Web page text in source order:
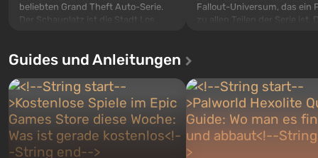
beliebten Grand Theft Auto-Serie.
Der Schauplatz ist die Stadt Los
ersten Mal erzählt das Spiel die
Charakteren: Michael, Trevor und
Franklin, zwischen denen Sie
jederzeit...
Fallout-Universum, das ein
zu allen Teilen der Serie ist.
nach dem Abwurf von
auf Amerika geöffnet wird.
Guides und Anleitungen